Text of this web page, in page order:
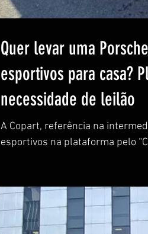
Quer levar uma
esportivos para casa?
necessidade de leilão
A Copart, referência na